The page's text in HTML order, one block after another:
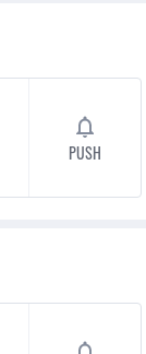
PUSH